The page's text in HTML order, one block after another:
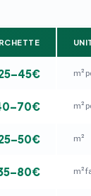
m²
m²
m²
m²